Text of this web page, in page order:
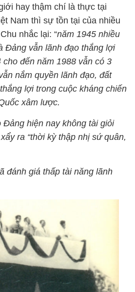
hay thậm chí là thực tại
Nam thì sự tồn tại của nhiều
nhắc lại: “năm 1945 nhiều
Đảng vẫn lãnh đạo thắng lợi
đến năm 1988 vẫn có 3
nắm quyền lãnh đạo, đất
lợi trong cuộc kháng chiến
xâm lược.
hiện nay không tài giỏi
ra “thời kỳ thập nhị sứ quân,
đánh giá thấp tài năng lãnh